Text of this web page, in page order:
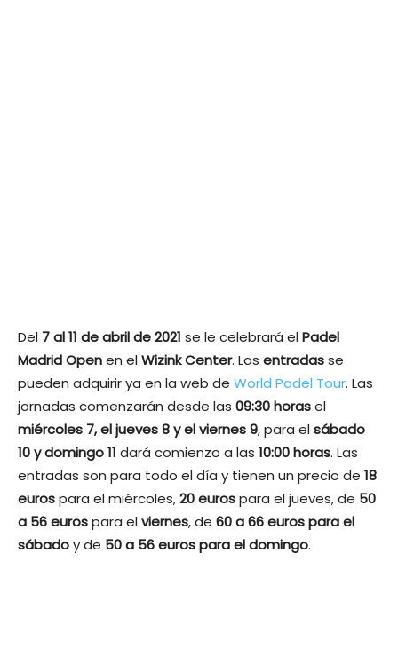
Del 7 al 11 de abril de 2021 se le celebrará elPadel
Madrid Openen elWizink Center. Las entradasse
pueden adquirir ya en la web de World Padel Tour. Las
jornadas comenzarán desde las 09:30 horasel
miércoles 7, el jueves 8 y el viernes 9, para elsábado
10 y domingo 11 dará comienzo a las 10:00 horas. Las
entradas son para todo el día y tienen un precio de 18
eurospara el miércoles,20 eurospara el jueves, de 50
a 56 eurospara elviernes, de 60 a 66 euros para el
sábadoy de 50 a 56 euros para el domingo.